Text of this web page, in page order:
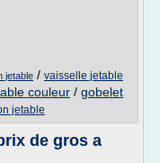
jetable / vaisselle jetable
couleur / gobelet
jetable
de gros a